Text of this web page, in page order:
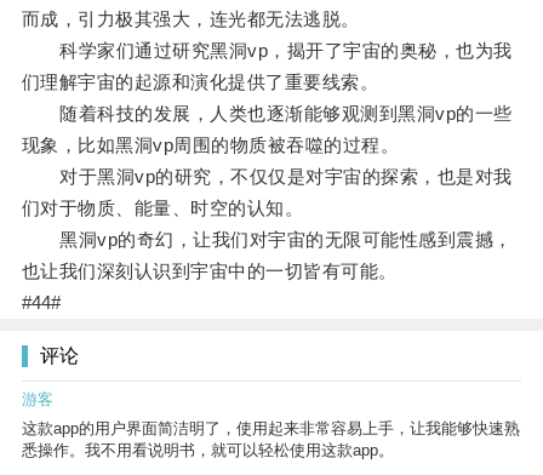
而成，引力极其强大，连光都无法逃脱。
科学家们通过研究黑洞vp，揭开了宇宙的奥秘，也为我
们理解宇宙的起源和演化提供了重要线索。
随着科技的发展，人类也逐渐能够观测到黑洞vp的一些
现象，比如黑洞vp周围的物质被吞噬的过程。
对于黑洞vp的研究，不仅仅是对宇宙的探索，也是对我
们对于物质、能量、时空的认知。
黑洞vp的奇幻，让我们对宇宙的无限可能性感到震撼，
也让我们深刻认识到宇宙中的一切皆有可能。
#44#
评论
游客
这款app的用户界面简洁明了，使用起来非常容易上手，让我能够快速熟
悉操作。我不用看说明书，就可以轻松使用这款app。